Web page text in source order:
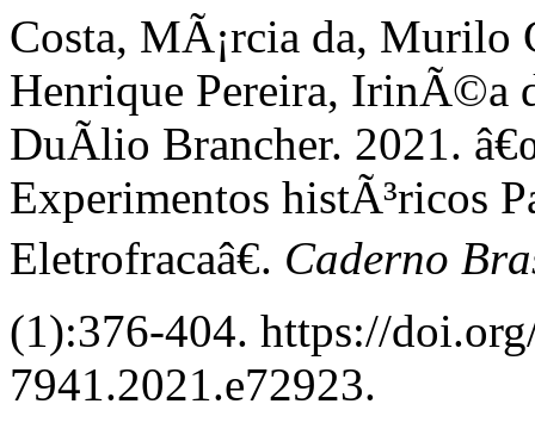
Costa, MÃ¡rcia da, Murilo
Henrique Pereira, IrinÃ©a
DuÃ­lio Brancher. 2021.
Experimentos histÃ³ricos
Eletrofracaâ€. Caderno
(1):376-404. https://
7941.2021.e72923.